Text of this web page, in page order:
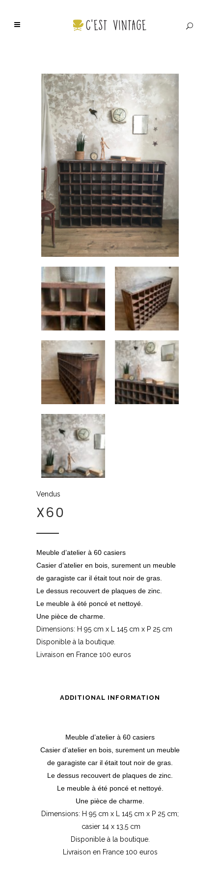
Vendus
X60
Meuble d’atelier à 60 casiers
Casier d’atelier en bois, surement un meuble
de garagiste car il était tout noir de gras.
Le dessus recouvert de plaques de zinc.
Le meuble à été poncé et nettoyé.
Une pièce de charme.
Dimensions: H 95 cm x L 145 cm x P 25 cm
Disponible à la boutique.
Livraison en France 100 euros
ADDITIONAL INFORMATION
Meuble d’atelier à 60 casiers
Casier d’atelier en bois, surement un meuble
de garagiste car il était tout noir de gras.
Le dessus recouvert de plaques de zinc.
Le meuble à été poncé et nettoyé.
Une pièce de charme.
Dimensions: H 95 cm x L 145 cm x P 25 cm;
casier 14 x 13,5 cm
Disponible à la boutique.
Livraison en France 100 euros